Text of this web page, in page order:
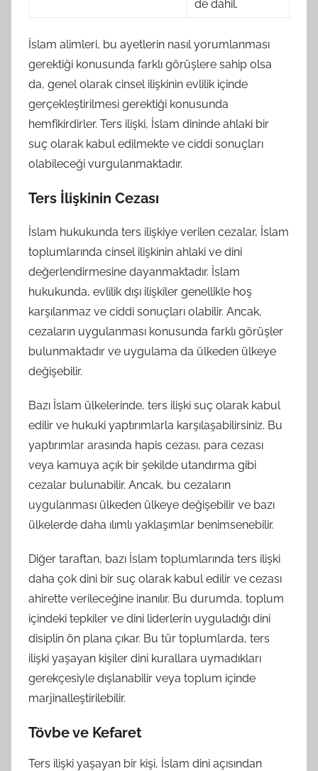
de dahil.
İslam alimleri, bu ayetlerin nasıl yorumlanması
gerektiği konusunda farklı görüşlere sahip olsa
da, genel olarak cinsel ilişkinin evlilik içinde
gerçekleştirilmesi gerektiği konusunda
hemfikirdirler. Ters ilişki, İslam dininde ahlaki bir
suç olarak kabul edilmekte ve ciddi sonuçları
olabileceği vurgulanmaktadır.
Ters İlişkinin Cezası
İslam hukukunda ters ilişkiye verilen cezalar, İslam
toplumlarında cinsel ilişkinin ahlaki ve dini
değerlendirmesine dayanmaktadır. İslam
hukukunda, evlilik dışı ilişkiler genellikle hoş
karşılanmaz ve ciddi sonuçları olabilir. Ancak,
cezaların uygulanması konusunda farklı görüşler
bulunmaktadır ve uygulama da ülkeden ülkeye
değişebilir.
Bazı İslam ülkelerinde, ters ilişki suç olarak kabul
edilir ve hukuki yaptırımlarla karşılaşabilirsiniz. Bu
yaptırımlar arasında hapis cezası, para cezası
veya kamuya açık bir şekilde utandırma gibi
cezalar bulunabilir. Ancak, bu cezaların
uygulanması ülkeden ülkeye değişebilir ve bazı
ülkelerde daha ılımlı yaklaşımlar benimsenebilir.
Diğer taraftan, bazı İslam toplumlarında ters ilişki
daha çok dini bir suç olarak kabul edilir ve cezası
ahirette verileceğine inanılır. Bu durumda, toplum
içindeki tepkiler ve dini liderlerin uyguladığı dini
disiplin ön plana çıkar. Bu tür toplumlarda, ters
ilişki yaşayan kişiler dini kurallara uymadıkları
gerekçesiyle dışlanabilir veya toplum içinde
marjinalleştirilebilir.
Tövbe ve Kefaret
Ters ilişki yaşayan bir kişi, İslam dini açısından